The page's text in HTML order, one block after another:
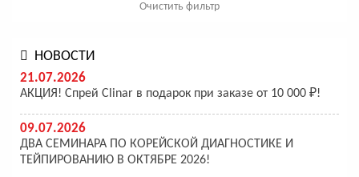
Очистить фильтр
НОВОСТИ
21.07.2026
АКЦИЯ! Спрей Clinar в подарок при заказе от 10 000 ₽!
09.07.2026
ДВА СЕМИНАРА ПО КОРЕЙСКОЙ ДИАГНОСТИКЕ И
ТЕЙПИРОВАНИЮ В ОКТЯБРЕ 2026!